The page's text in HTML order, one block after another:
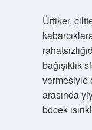
Ürtiker,
bağışıklık
vermesiyle
arasında
böcek